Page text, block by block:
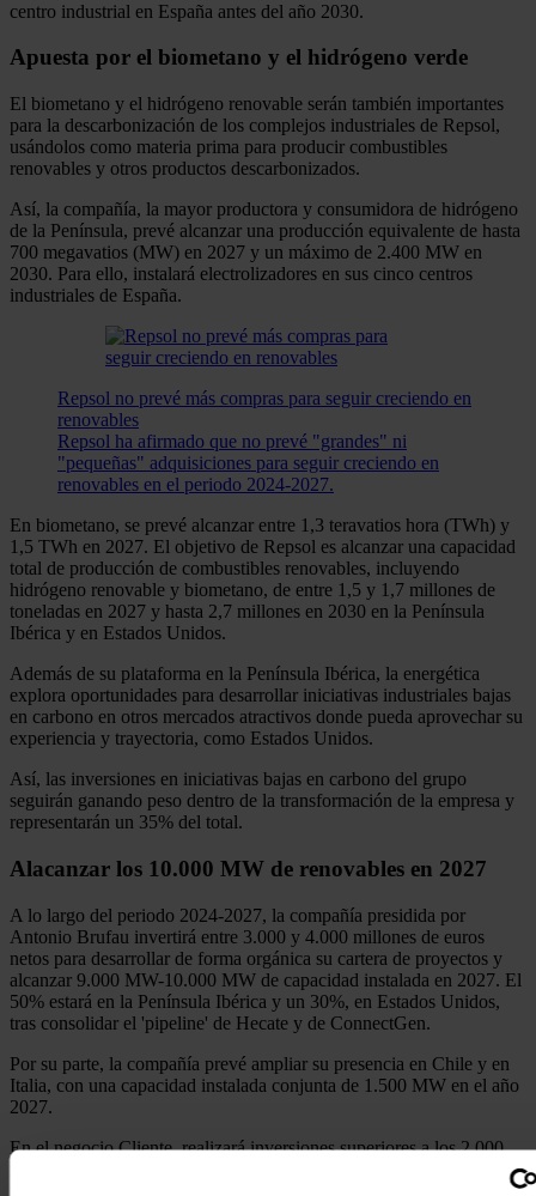
centro industrial en España antes del año 2030.
Apuesta por el biometano y el hidrógeno verde
El biometano y el hidrógeno renovable serán también importantes
para la descarbonización de los complejos industriales de Repsol,
usándolos como materia prima para producir combustibles
renovables y otros productos descarbonizados.
Así, la compañía, la mayor productora y consumidora de hidrógeno
de la Península, prevé alcanzar una producción equivalente de hasta
700 megavatios (MW) en 2027 y un máximo de 2.400 MW en
2030. Para ello, instalará electrolizadores en sus cinco centros
industriales de España.
Repsol no prevé más compras para seguir creciendo en
renovables
Repsol ha afirmado que no prevé "grandes" ni
"pequeñas" adquisiciones para seguir creciendo en
renovables en el periodo 2024-2027.
En biometano, se prevé alcanzar entre 1,3 teravatios hora (TWh) y
1,5 TWh en 2027. El objetivo de Repsol es alcanzar una capacidad
total de producción de combustibles renovables, incluyendo
hidrógeno renovable y biometano, de entre 1,5 y 1,7 millones de
toneladas en 2027 y hasta 2,7 millones en 2030 en la Península
Ibérica y en Estados Unidos.
Además de su plataforma en la Península Ibérica, la energética
explora oportunidades para desarrollar iniciativas industriales bajas
en carbono en otros mercados atractivos donde pueda aprovechar su
experiencia y trayectoria, como Estados Unidos.
Así, las inversiones en iniciativas bajas en carbono del grupo
seguirán ganando peso dentro de la transformación de la empresa y
representarán un 35% del total.
Alacanzar los 10.000 MW de renovables en 2027
A lo largo del periodo 2024-2027, la compañía presidida por
Antonio Brufau invertirá entre 3.000 y 4.000 millones de euros
netos para desarrollar de forma orgánica su cartera de proyectos y
alcanzar 9.000 MW-10.000 MW de capacidad instalada en 2027. El
50% estará en la Península Ibérica y un 30%, en Estados Unidos,
tras consolidar el 'pipeline' de Hecate y de ConnectGen.
Por su parte, la compañía prevé ampliar su presencia en Chile y en
Italia, con una capacidad instalada conjunta de 1.500 MW en el año
2027.
En el negocio Cliente, realizará inversiones superiores a los 2.000
medio anual frente al anterior periodo del 75%. Su apliación Waylet